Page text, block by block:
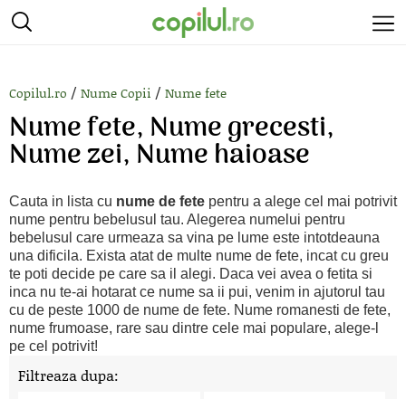
Copilul.ro / Nume Copii / Nume fete
Nume fete, Nume grecesti,
Nume zei, Nume haioase
Cauta in lista cu nume de fete pentru a alege cel mai potrivit
nume pentru bebelusul tau. Alegerea numelui pentru
bebelusul care urmeaza sa vina pe lume este intotdeauna
una dificila. Exista atat de multe nume de fete, incat cu greu
te poti decide pe care sa il alegi. Daca vei avea o fetita si
inca nu te-ai hotarat ce nume sa ii pui, venim in ajutorul tau
cu de peste 1000 de nume de fete. Nume romanesti de fete,
nume frumoase, rare sau dintre cele mai populare, alege-l
pe cel potrivit!
Filtreaza dupa: